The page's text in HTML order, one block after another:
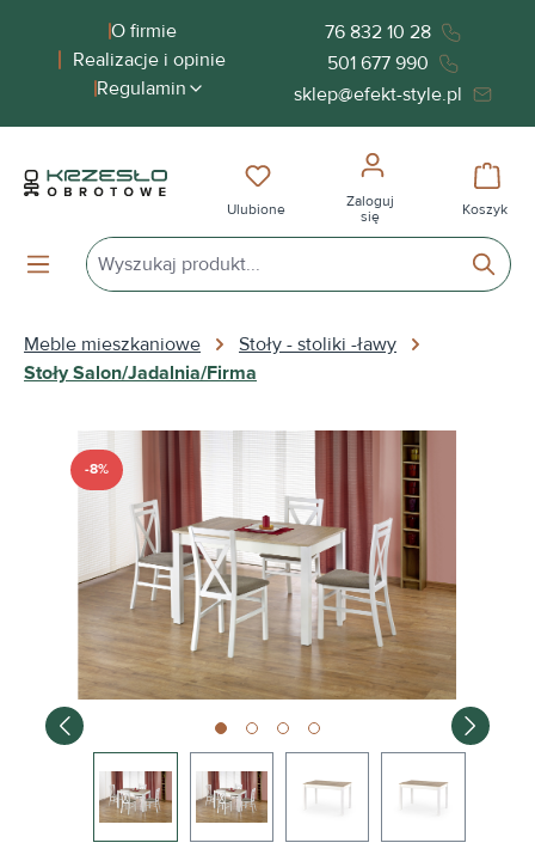
zawartościO firmie
Realizacje i opinie
Regulamin
76 832 10 28
501 677 990
sklep@efekt-style.pl
Masz 0 przedmioty na liście
Ulubione
Zaloguj
się
Koszyk
Meble mieszkaniowe
Stoły - stoliki -ławy
Stoły Salon/Jadalnia/Firma
Pomiń galerię zdjęć
-8%